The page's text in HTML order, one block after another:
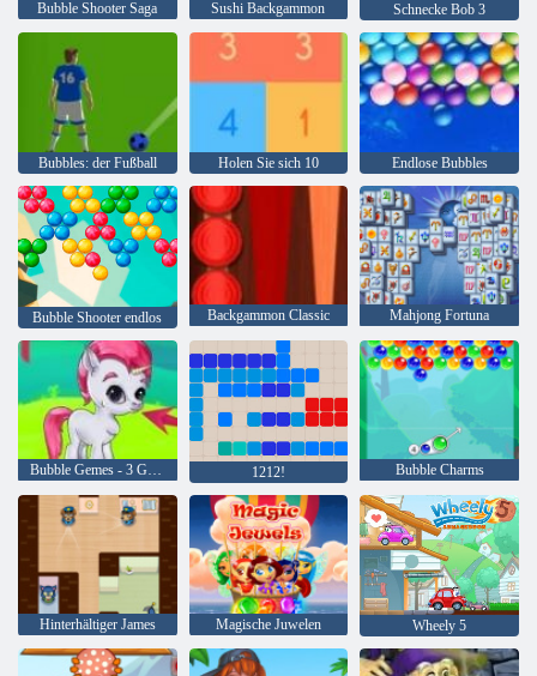
Bubble Shooter Saga Sushi Backgammon Schnecke Bob 3
Bubbles: der Fußball Holen Sie sich 10 Endlose Bubbles
Bubble Shooter endlos Backgammon Classic Mahjong Fortuna
Bubble Gemes - 3 Gewinnt 1212! Bubble Charms
Hinterhältiger James Magische Juwelen Wheely 5